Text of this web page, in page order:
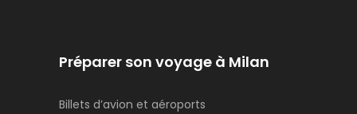
Préparer son voyage à Milan
Billets d’avion et aéroports